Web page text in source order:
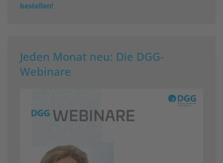
bestellen!
Jeden Monat neu: Die DGG-
Webinare